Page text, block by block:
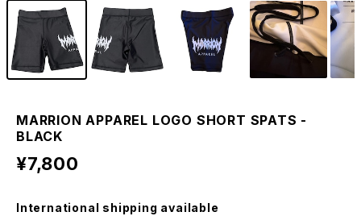
MARRION APPAREL LOGO SHORT SPATS -
BLACK
¥7,800
International shipping available